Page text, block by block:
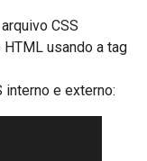
CSS
usando a tag
interno e externo: